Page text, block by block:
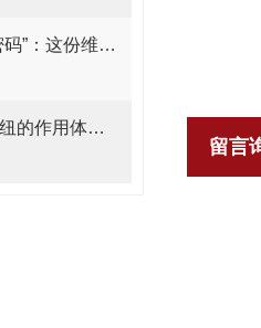
动态信号分析仪“长寿密码”：这份维护保养指南，让设备精准在线不罢工！
数字示波器控制面板旋纽的作用体现在哪？
留言